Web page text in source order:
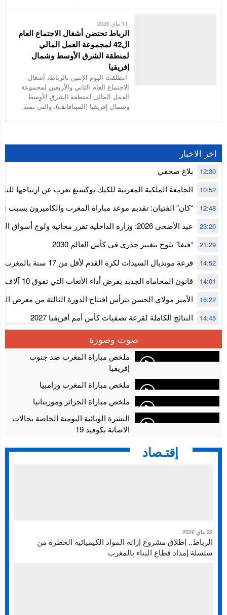
الرباط تحتضن أشغال الاجتماع العام
ال42 لمجموعة العمل المالي
لمنطقة الشرق الأوسط وشمال
إفريقيا
انطلقت اليوم الإثنين بالرباط، أشغال
الاجتماع العام الثاني والأربعين لمجموعة
العمل المالي لمنطقة الشرق الأوسط
وشمال إفريقيا (المينافاتف)، والتي تمتد
اخر الاخبار
بلاغ صحفي 12:30
الجامعة الملكية المغربية للكيك بوكسنغ تعرب عن ارتياحها
للمجلس الأعلى للحسابات
10:52
“كان” الفتيان: تقديم موعد مباراة المغرب والكاميرون بسبب
إفريقيا
12:48
عيد الأضحى 2026: وزارة الداخلية تقرر مجانية ولوج
استنفار” لتنظيمها
23:20
“فيفا” يلوح بتغيير جذري في كأس العالم 2030 21:29
قرعة مونديال السيدات لكرة
المستوى الأول
14:52
قانون المحاماة الجديد يفرض أداء الأتعاب التي تفوق 10 آلاف درهم بالشيك 14:01
الأمير مولاي الحسن يترأس افتتاح الدورة الثالثة من معرض
الألعاب الإلكترونية
16:22
النتائج الكاملة لقرعة تصفيات كأس أمم أفريقيا 2027 14:45
سلا.. توقيف ثلاثة مروجين وحجز أكثر من 4300 قرص مخدر وكوكايين وإكستازي
أقراص مهلوسة داخل فضاء للشيشة تستنفر شرطة أكادير 12:48
صوت وصورة
ملخص مباراة المغرب ضد جنوب
إفريقيا
ملخص مباراة المغرب وزامبيا
ملخص مباراة الجزائر وموريتانيا
النشرة الوبائية اليومية الخاصة بحالات
الاصابة بكوفيد 19
إقتـصاد
22 ماي 2026
الرباط.. إطلاق مشروع إزالة المواد الكيميائية الخطرة من
سلسلة إمداد قطاع البناء بالمغرب